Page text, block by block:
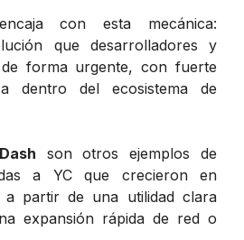
con esta mecánica:
que desarrolladores y
forma urgente, con fuerte
dentro del ecosistema de
son otros ejemplos de
a YC que crecieron en
a partir de una utilidad clara
expansión rápida de red o